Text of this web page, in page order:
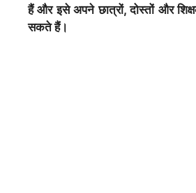
हैं और इसे अपने छात्रों, दोस्तों और
सकते हैं।